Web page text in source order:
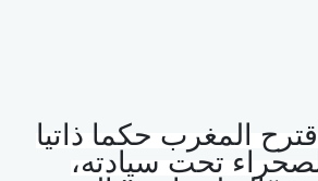
2007، اقترح المغرب حكما ذاتيا
تحت سيادته،